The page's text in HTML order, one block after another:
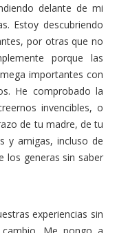
delante de mi
Estoy descubriendo
por otras que no
porque las
importantes con
He comprobado la
invencibles, o
de tu madre, de tu
y amigas, incluso de
los generas sin saber
experiencias sin